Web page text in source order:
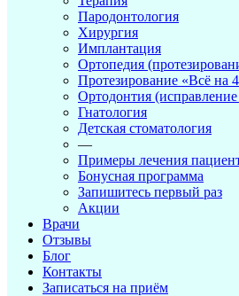
Пародонтология
Хирургия
Имплантация
Ортопедия
Протезирование «Всё на
Ортодонтия
Гнатология
Детская стоматология
—
Примеры лечения
Бонусная программа
Запишитесь первый раз
Акции
Врачи
Отзывы
Блог
Контакты
Записаться на приём